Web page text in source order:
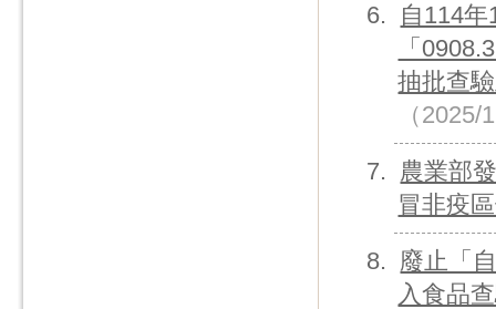
自114
「
抽批查
（2025/
農業部
冒非疫
廢止「
入食品